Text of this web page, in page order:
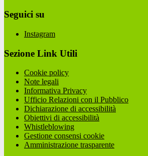
Seguici su
Instagram
Sezione Link Utili
Cookie policy
Note legali
Informativa Privacy
Ufficio Relazioni con il Pubblico
Dichiarazione di accessibilità
Obiettivi di accessibilità
Whistleblowing
Gestione consensi cookie
Amministrazione trasparente